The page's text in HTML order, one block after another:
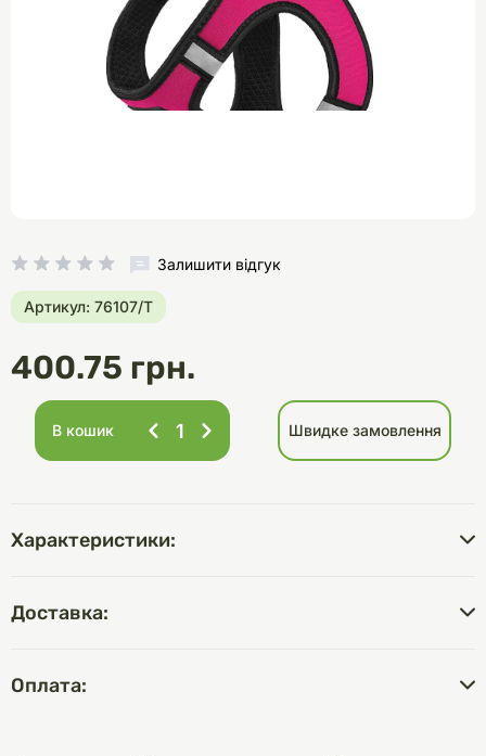
Залишити відгук
Артикул: 76107/Т
400.75 грн.
В кошик Швидке замовлення
Характеристики:
Доставка:
Оплата: